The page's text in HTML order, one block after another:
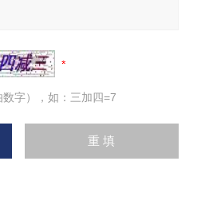
字），如：三加四=7